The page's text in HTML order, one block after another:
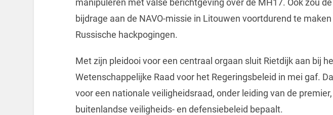
manipuleren met valse berichtgeving over de MH17. Ook zou
bijdrage aan de NAVO-missie in Litouwen voortdurend te
Russische hackpogingen.
Met zijn pleidooi voor een centraal orgaan sluit Rietdijk aan bij
Wetenschappelijke Raad voor het Regeringsbeleid in mei gaf.
voor een nationale veiligheidsraad, onder leiding van de
buitenlandse veiligheids- en defensiebeleid bepaalt.